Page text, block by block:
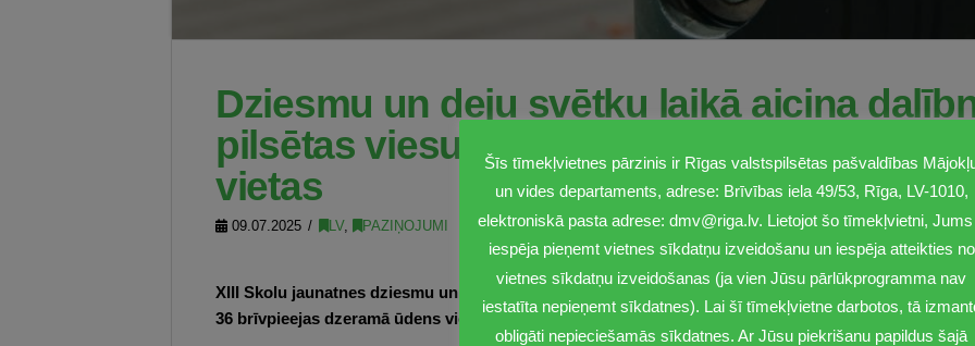
Dziesmu un deju svētku laikā aicina
pilsētas viesus izmantot brīvpieejas
vietas
09.07.2025 LV, PAZIŅOJUMI
XIII Skolu jaunatnes dziesmu un deju svētku laikā, kas norisinās no 5. līdz 13. jūlijam, svētku
36 brīvpieejas dzeramā ūdens vietas galvaspilsētā.
Šīs tīmekļvietnes pārzinis ir Rīgas valstspilsētas pašvaldības
un vides departaments, adrese: Brīvības iela 49/53, Rīga, LV-1010,
elektroniskā pasta adrese: dmv@riga.lv. Lietojot šo tīmekļvietni, Jums
iespēja pieņemt vietnes sīkdatņu izveidošanu un iespēja atteikties no
vietnes sīkdatņu izveidošanas (ja vien Jūsu pārlūkprogramma nav
iestatīta nepieņemt sīkdatnes). Lai šī tīmekļvietne darbotos, tā
obligāti nepieciešamās sīkdatnes. Ar Jūsu piekrišanu papildus šajā